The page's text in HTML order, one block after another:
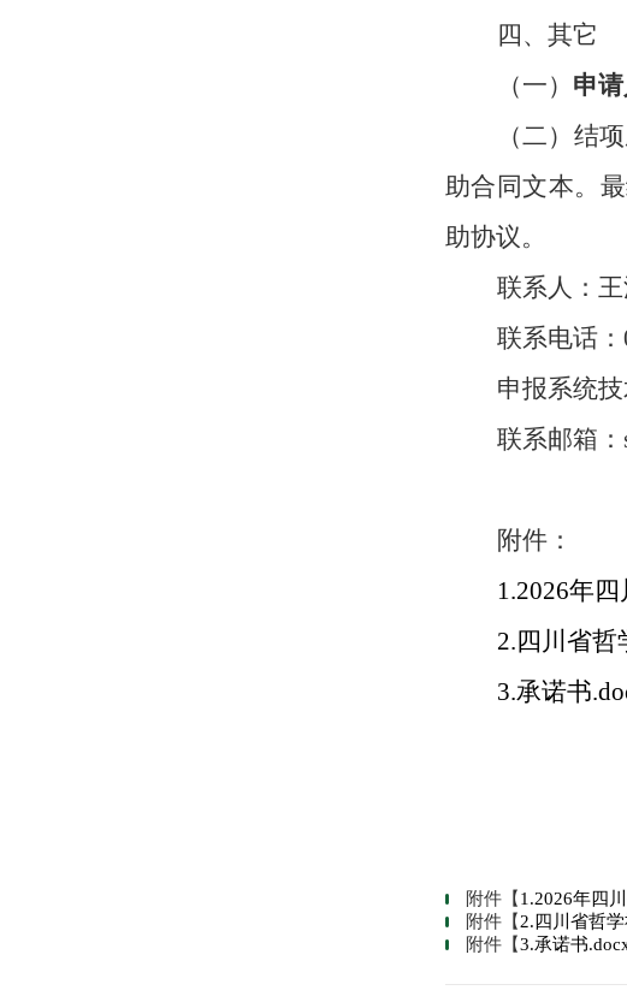
四、其它
（一） 申
（二）结
助合同文本。
助协议。
联系人：
联系电话：
申报系统技
联系邮箱：
附件：
1.2026年
2.四川省哲
3.承诺书
附件【 1.2026年四
附件【 2.四川省哲
附件【3.承诺书